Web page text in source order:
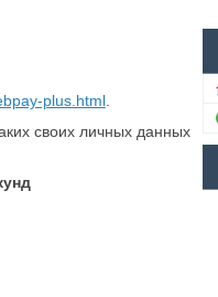
plus.html.
своих личных данных